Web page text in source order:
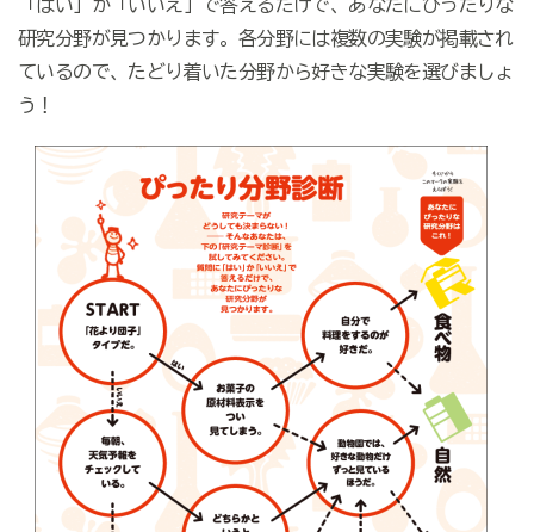
「はい」か「いいえ」で答えるだけで、あなたにぴったりな
研究分野が見つかります。各分野には複数の実験が掲載され
ているので、たどり着いた分野から好きな実験を選びましょ
う！